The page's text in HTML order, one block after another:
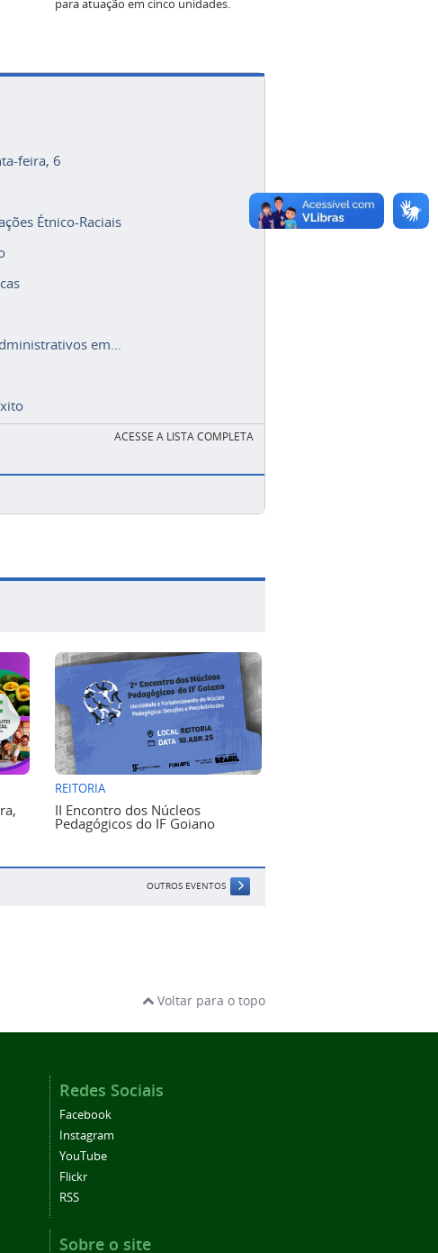
para atuação em cinco unidades.
feira, 6
Étnico-Raciais
em...
ACESSE A LISTA COMPLETA
REITORIA
II Encontro dos Núcleos
Pedagógicos do IF Goiano
OUTROS EVENTOS
Voltar para o topo
Redes Sociais
Facebook
Instagram
YouTube
Flickr
RSS
Sobre o site